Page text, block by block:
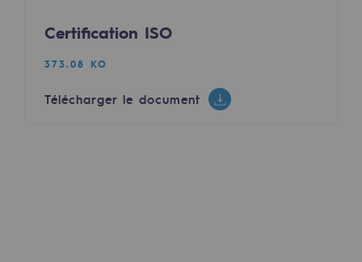
Préservation de la biodiversité
Certification ISO
373.08 KO
Télécharger le document